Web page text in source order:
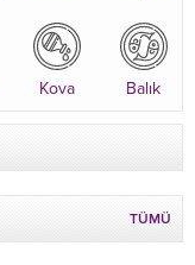
Kova Balık
TÜMÜ